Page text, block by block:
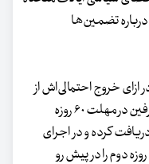
تضمین‌ها
ازای خروج احتمالی‌اش از
توافق، اگر این توافق به سرانجام برسد و طرفین در مهلت ۶۰ روزه
کرده و در اجرای
تعهدات، متعهدانه عمل کنند، فرصت ۶۰ روزه دوم را در پیش رو